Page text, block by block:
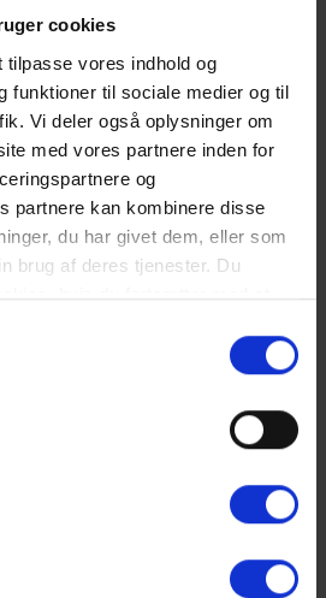
cookies
vores indhold og
funktioner til sociale medier og til
Vi deler også oplysninger om
med vores partnere inden for
og
partnere kan kombinere disse
du har givet dem, eller som
brug af deres tjenester. Du
hvis du fortsætter med at
natur.
uforglemmelig ferieoplevelse i dette
Strand. Book jeres ophold i dag, og
afslapning, sjov og skønne
(180x200 cm). 1 med 2
1 Køjeseng á 2 senge (90x200 cm)
men kan tilkøbes.